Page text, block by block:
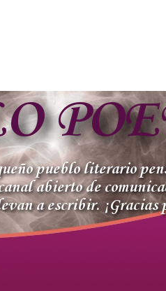
pueblo literario
abierto de
a escribir.